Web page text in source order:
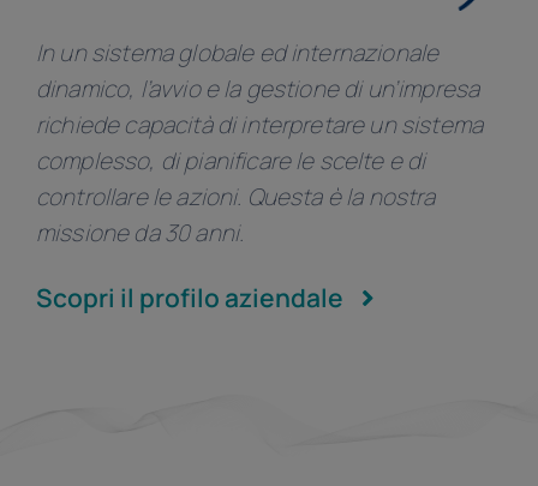
In un sistema globale ed internazionale
dinamico, l’avvio e la gestione di un’impresa
richiede capacità di interpretare un sistema
complesso, di pianificare le scelte e di
controllare le azioni. Questa è la nostra
missione da 30 anni.
Scopri il profilo aziendale